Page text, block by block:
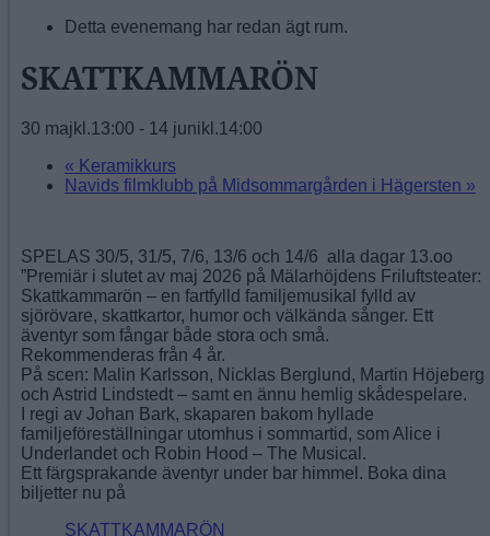
Detta evenemang har redan ägt rum.
SKATTKAMMARÖN
30 majkl.13:00 - 14 junikl.14:00
« Keramikkurs
Navids filmklubb på Midsommargården i Hägersten »
SPELAS 30/5, 31/5, 7/6, 13/6 och 14/6 alla dagar 13.oo
”Premiär i slutet av maj 2026 på Mälarhöjdens Friluftsteater:
Skattkammarön – en fartfylld familjemusikal fylld av
sjörövare, skattkartor, humor och välkända sånger. Ett
äventyr som fångar både stora och små.
Rekommenderas från 4 år.
På scen: Malin Karlsson, Nicklas Berglund, Martin Höjeberg
och Astrid Lindstedt – samt en ännu hemlig skådespelare.
I regi av Johan Bark, skaparen bakom hyllade
familjeföreställningar utomhus i sommartid, som Alice i
Underlandet och Robin Hood – The Musical.
Ett färgsprakande äventyr under bar himmel. Boka dina
biljetter nu på
SKATTKAMMARÖN